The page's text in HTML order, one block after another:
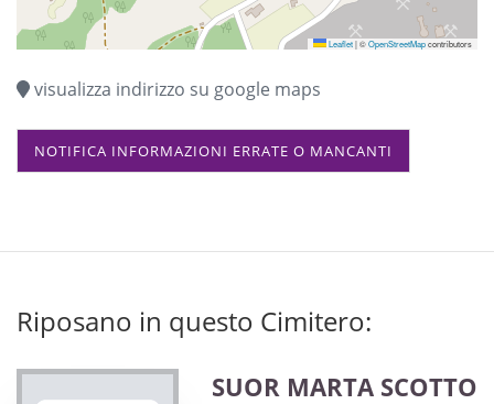
Leaflet|©OpenStreetMapcontributors
visualizza indirizzo su google maps
NOTIFICA INFORMAZIONI ERRATE O MANCANTI
Riposano in questo Cimitero:
SUOR MARTA SCOTTO